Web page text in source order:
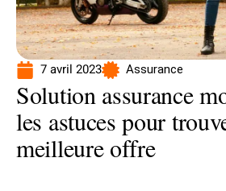
7 avril 2023 Assurance
Solution assurance
les astuces pour
meilleure offre